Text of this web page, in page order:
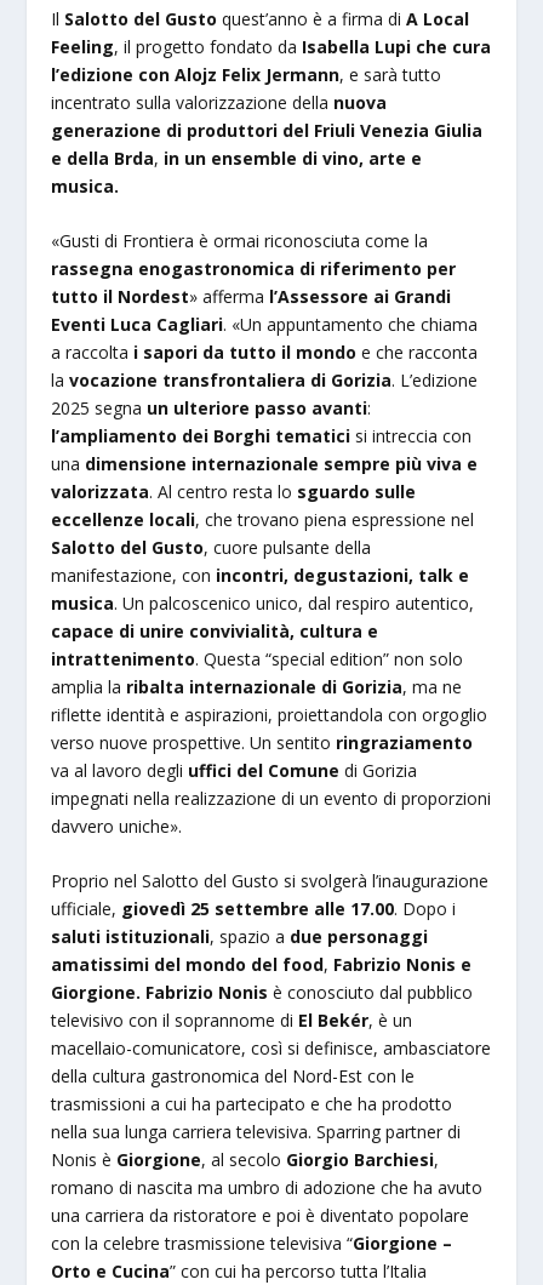
Il Salotto del Gusto quest’anno è a firma diA Local
Feeling, il progetto fondato da Isabella Lupi che cura
l’edizione conAlojz Felix Jermann, e sarà tutto
incentrato sulla valorizzazione della nuova
generazione di produttori del Friuli Venezia Giulia
e della Brda, in un ensemble di vino, arte e
musica.
«Gusti di Frontiera è ormai riconosciuta come la
rassegna enogastronomica di riferimento per
tutto il Nordest» afferma l’Assessore ai Grandi
Eventi Luca Cagliari. «Un appuntamento che chiama
a raccolta i sapori da tutto il mondo e che racconta
lavocazione transfrontaliera di Gorizia. L’edizione
2025 segna un ulteriore passo avanti:
l’ampliamento dei Borghi tematici si intreccia con
una dimensione internazionale sempre più viva e
valorizzata. Al centro resta lo sguardo sulle
eccellenze locali, che trovano piena espressione nel
Salotto del Gusto, cuore pulsante della
manifestazione, con incontri, degustazioni, talk e
musica. Un palcoscenico unico, dal respiro autentico,
capace di unire convivialità, cultura e
intrattenimento. Questa “special edition” non solo
amplia la ribalta internazionale di Gorizia, ma ne
riflette identità e aspirazioni, proiettandola con orgoglio
verso nuove prospettive. Un sentito ringraziamento
va al lavoro degli uffici del Comune di Gorizia
impegnati nella realizzazione di un evento di proporzioni
davvero uniche».
Proprio nel Salotto del Gusto si svolgerà l’inaugurazione
ufficiale, giovedì 25 settembre alle 17.00. Dopo i
saluti istituzionali, spazio a due personaggi
amatissimi del mondo del food, Fabrizio Nonis e
Giorgione. Fabrizio Nonis è conosciuto dal pubblico
televisivo con il soprannome di El Bekér, è un
macellaio-comunicatore, così si definisce, ambasciatore
della cultura gastronomica del Nord-Est con le
trasmissioni a cui ha partecipato e che ha prodotto
nella sua lunga carriera televisiva. Sparring partner di
Nonis è Giorgione, al secolo Giorgio Barchiesi,
romano di nascita ma umbro di adozione che ha avuto
una carriera da ristoratore e poi è diventato popolare
con la celebre trasmissione televisiva “Giorgione –
Orto e Cucina” con cui ha percorso tutta l’Italia